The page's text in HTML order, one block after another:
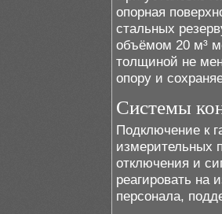
опорная
стальных
объёмом 20 м³
толщиной не
опору и
Системы
Подключение к
измерительных
отключения и
реагировать на
персонала,